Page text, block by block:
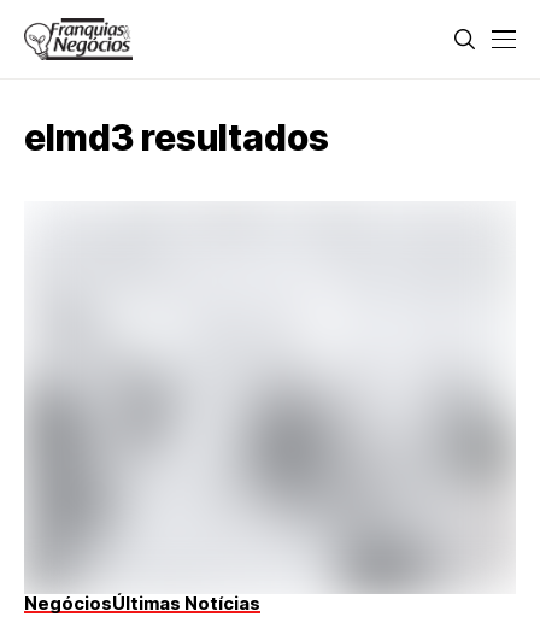
elmd3 resultados
NegóciosÚltimas Notícias